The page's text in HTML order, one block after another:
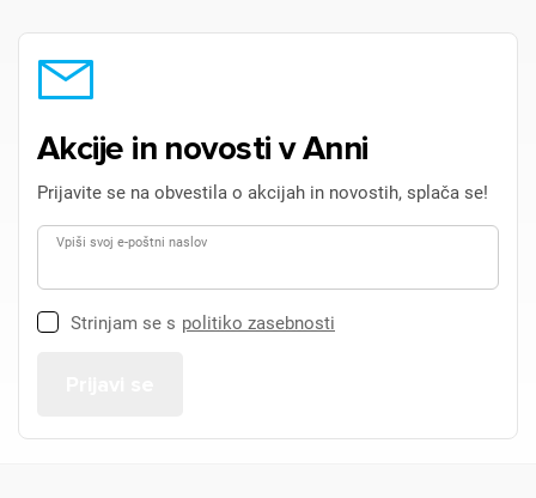
Akcije in novosti v Anni
Prijavite se na obvestila o akcijah in novostih, splača se!
Vpiši svoj e-poštni naslov
Strinjam se s politiko zasebnosti
Za dodajanje na seznam želja morate biti prijavljeni.